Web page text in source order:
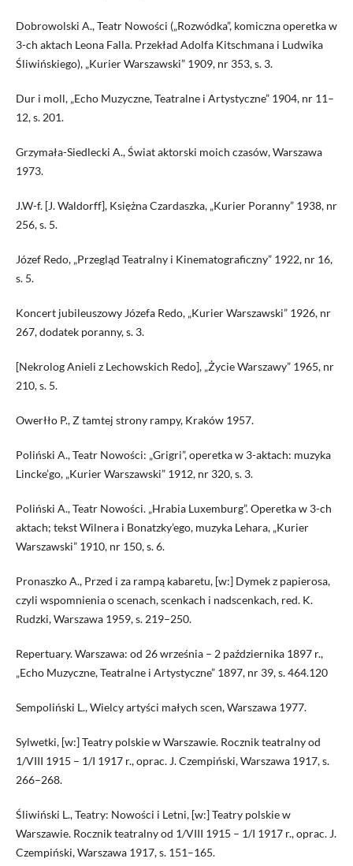
Dobrowolski A., Teatr Nowości („Rozwódka”, komiczna operetka w
3-ch aktach Leona Falla. Przekład Adolfa Kitschmana i Ludwika
Śliwińskiego), „Kurier Warszawski” 1909, nr 353, s. 3.
Dur i moll, „Echo Muzyczne, Teatralne i Artystyczne” 1904, nr 11–
12, s. 201.
Grzymała-Siedlecki A., Świat aktorski moich czasów, Warszawa
1973.
J.W-f. [J. Waldorff], Księżna Czardaszka, „Kurier Poranny” 1938, nr
256, s. 5.
Józef Redo, „Przegląd Teatralny i Kinematograficzny” 1922, nr 16,
s. 5.
Koncert jubileuszowy Józefa Redo, „Kurier Warszawski” 1926, nr
267, dodatek poranny, s. 3.
[Nekrolog Anieli z Lechowskich Redo], „Życie Warszawy” 1965, nr
210, s. 5.
Owerłło P., Z tamtej strony rampy, Kraków 1957.
Poliński A., Teatr Nowości: „Grigri”, operetka w 3-aktach: muzyka
Lincke’go, „Kurier Warszawski” 1912, nr 320, s. 3.
Poliński A., Teatr Nowości. „Hrabia Luxemburg”. Operetka w 3-ch
aktach; tekst Wilnera i Bonatzky’ego, muzyka Lehara, „Kurier
Warszawski” 1910, nr 150, s. 6.
Pronaszko A., Przed i za rampą kabaretu, [w:] Dymek z papierosa,
czyli wspomnienia o scenach, scenkach i nadscenkach, red. K.
Rudzki, Warszawa 1959, s. 219–250.
Repertuary. Warszawa: od 26 września – 2 października 1897 r.,
„Echo Muzyczne, Teatralne i Artystyczne” 1897, nr 39, s. 464.120
Sempoliński L., Wielcy artyści małych scen, Warszawa 1977.
Sylwetki, [w:] Teatry polskie w Warszawie. Rocznik teatralny od
1/VIII 1915 – 1/I 1917 r., oprac. J. Czempiński, Warszawa 1917, s.
266–268.
Śliwiński L., Teatry: Nowości i Letni, [w:] Teatry polskie w
Warszawie. Rocznik teatralny od 1/VIII 1915 – 1/I 1917 r., oprac. J.
Czempiński, Warszawa 1917, s. 151–165.